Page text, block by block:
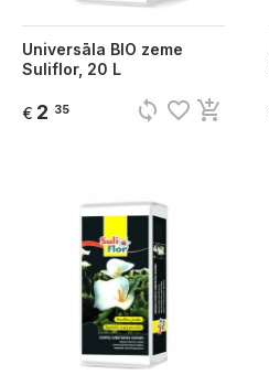
Universāla BIO zeme
Suliflor, 20 L
€ 2 35 sync favorite_border add_shopping_cart